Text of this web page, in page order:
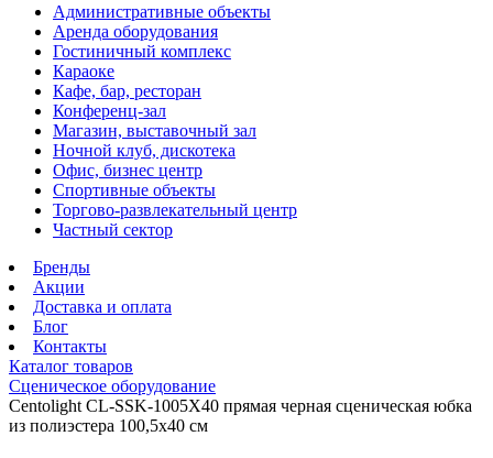
Административные объекты
Аренда оборудования
Гостиничный комплекс
Караоке
Кафе, бар, ресторан
Конференц-зал
Магазин, выставочный зал
Ночной клуб, дискотека
Офис, бизнес центр
Спортивные объекты
Торгово-развлекательный центр
Частный сектор
Бренды
Акции
Доставка и оплата
Блог
Контакты
Каталог товаров
Сценическое оборудование
Centolight CL-SSK-1005X40 прямая черная сценическая юбка
из полиэстера 100,5х40 см